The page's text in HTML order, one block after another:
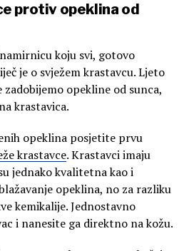
protiv opeklina od
koju svi, gotovo
je o svježem krastavcu. Ljeto
zadobijemo opekline od sunca,
krastavica.
opeklina posjetite prvu
krastavce. Krastavci imaju
jednako kvalitetna kao i
opeklina, no za razliku
kemikalije. Jednostavno
i nanesite ga direktno na kožu.